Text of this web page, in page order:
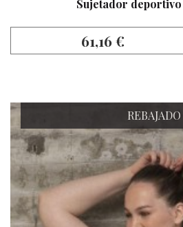
Sujetador
61,16 €
REBAJADO